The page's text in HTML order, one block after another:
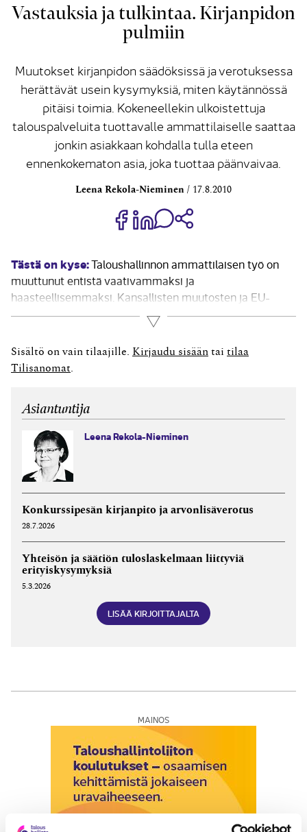
Vastauksia ja tulkintaa. Kirjanpidon
pulmiin
Muutokset kirjanpidon säädöksissä ja verotuksessa
herättävät usein kysymyksiä, miten käytännössä
pitäisi toimia. Kokeneellekin ulkoistettuja
talouspalveluita tuottavalle ammattilaiselle saattaa
jonkin asiakkaan kohdalla tulla eteen
ennenkokematon asia, joka tuottaa päänvaivaa.
Leena Rekola-Nieminen 17.8.2010
Jaa Share on Facebook
Jaa Share on LinkedIn
Jaa WhatsApp-viestinä
Tästä on kyse:Taloushallinnon ammattilaisen työ on
muuttunut entistä vaativammaksi ja
haasteellisemmaksi. Kansallisten muutosten ja EU-
säädösten viidakossa mietityttävät yhä
monimutkaisimmiksi ja tulkinnanvaraisimmiksi käyvät
kirjanpito- ja veroasiat. Kirjoittaja on poiminut yksittäisiä
Taloushallintoliiton piirissä heränneitä
Lue lisää
Sisältö on vain tilaajille. Kirjaudu sisään tai tilaa
Tilisanomat
Asiantuntija
Leena Rekola-Nieminen
Konkurssipesän kirjanpito ja arvonlisäverotus
28.7.2026
Yhteisön ja säätiön tuloslaskelmaan liittyviä
erityiskysymyksiä
5.3.2026
LISÄÄ KIRJOITTAJALTA
MAINOS